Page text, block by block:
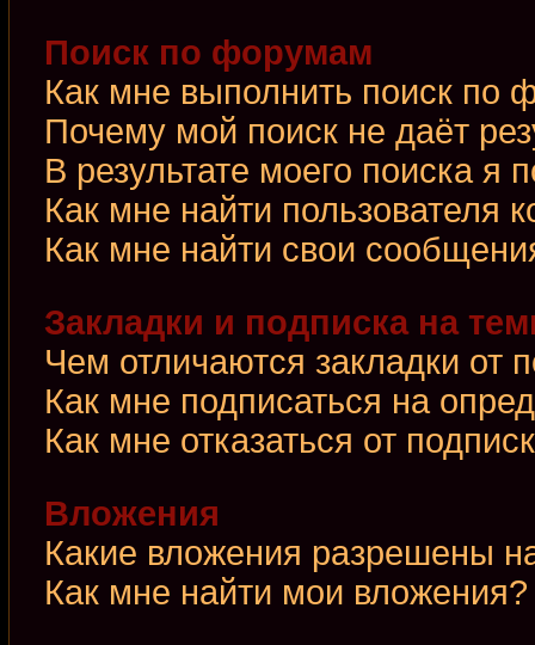
Поиск по форумам
Как мне выполнить поиск
Почему мой поиск не даёт
В результате моего поиска я
Как мне найти пользователя
Как мне найти свои
Закладки и подписка на
Чем отличаются закладки от
Как мне подписаться на
Как мне отказаться от
Вложения
Какие вложения разрешены
Как мне найти мои вложения?